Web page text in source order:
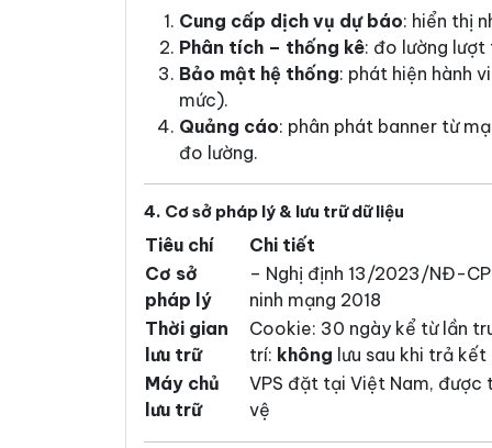
Cung cấp dịch vụ dự báo: hiển thị
Phân tích – thống kê: đo lường lượt
Bảo mật hệ thống: phát hiện hành
mức).
Quảng cáo: phân phát banner từ
đo lường.
4. Cơ sở pháp lý & lưu trữ dữ liệu
Tiêu chí
Chi tiết
Cơ sở
pháp lý
– Nghị định 13/2023/NĐ-
ninh mạng 2018
Thời gian
lưu trữ
Cookie: 30 ngày kể từ lần
trí: không lưu sau khi trả kết
Máy chủ
lưu trữ
VPS đặt tại Việt Nam, được
vệ